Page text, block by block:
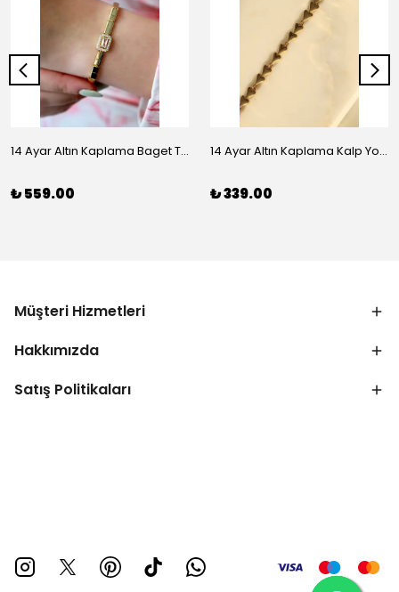
14 Ayar Altın Kaplama Baget Taşlı Vip Bileklik
₺ 559.00
14 Ayar Altın Kaplama Kalp Yolu Bileklik
₺ 339.00
Müşteri Hizmetleri
Hakkımızda
Satış Politikaları